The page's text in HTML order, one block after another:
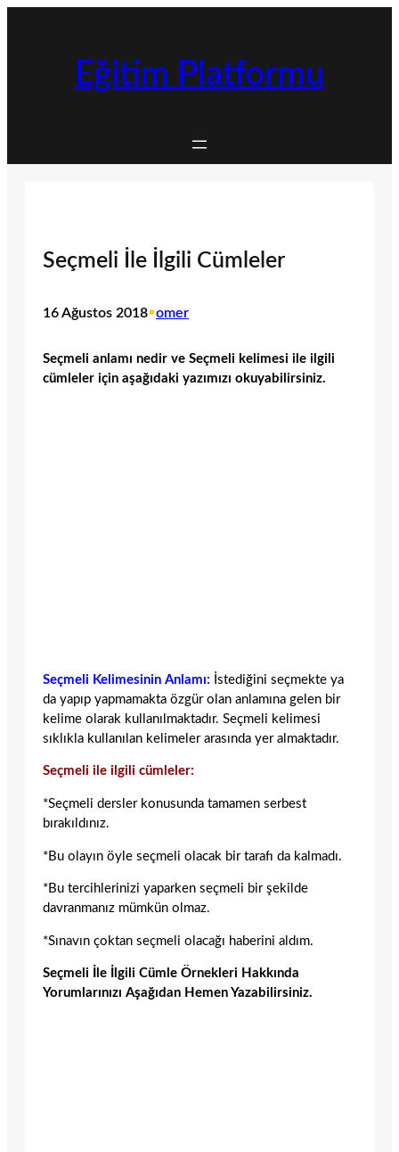
Eğitim Platformu
Seçmeli İle İlgili Cümleler
16 Ağustos 2018•omer
Seçmeli anlamı nedir ve Seçmeli kelimesi ile ilgili
cümleler için aşağıdaki yazımızı okuyabilirsiniz.
Seçmeli Kelimesinin Anlamı: İstediğini seçmekte ya
da yapıp yapmamakta özgür olan anlamına gelen bir
kelime olarak kullanılmaktadır. Seçmeli kelimesi
sıklıkla kullanılan kelimeler arasında yer almaktadır.
Seçmeli ile ilgili cümleler:
*Seçmeli dersler konusunda tamamen serbest
bırakıldınız.
*Bu olayın öyle seçmeli olacak bir tarafı da kalmadı.
*Bu tercihlerinizi yaparken seçmeli bir şekilde
davranmanız mümkün olmaz.
*Sınavın çoktan seçmeli olacağı haberini aldım.
Seçmeli İle İlgili Cümle Örnekleri Hakkında
Yorumlarınızı Aşağıdan Hemen Yazabilirsiniz.